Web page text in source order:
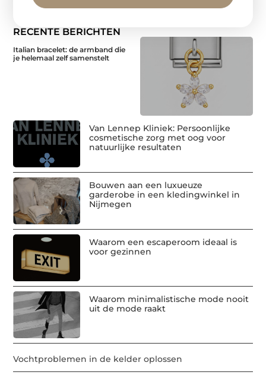
RECENTE BERICHTEN
Italian bracelet: de armband die
je helemaal zelf samenstelt
Van Lennep Kliniek: Persoonlijke
cosmetische zorg met oog voor
natuurlijke resultaten
Bouwen aan een luxueuze
garderobe in een kledingwinkel in
Nijmegen
Waarom een escaperoom ideaal is
voor gezinnen
Waarom minimalistische mode nooit
uit de mode raakt
Vochtproblemen in de kelder oplossen